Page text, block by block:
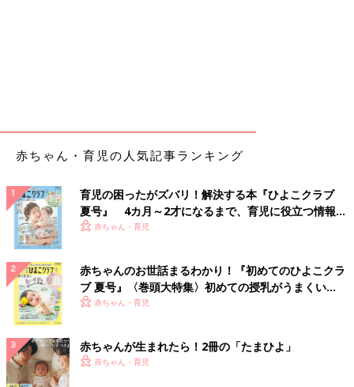
赤ちゃん・育児の人気記事ランキング
育児の困ったがズバリ！解決する本『ひよこクラブ
夏号』 4カ月～2才になるまで、育児に役立つ情報が
いっぱい！
赤ちゃん・育児
赤ちゃんのお世話まるわかり！『初めてのひよこクラ
ブ 夏号』〈巻頭大特集〉初めての授乳がうまくい
く！ おっぱい・ミルクの基本と夏のトラブル 解決テ
赤ちゃん・育児
赤ちゃんが生まれたら！2冊の「たまひよ」
赤ちゃん・育児